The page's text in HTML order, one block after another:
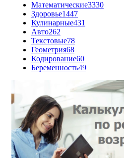
Математические3330
Здоровье1447
Кулинарные431
Авто262
Текстовые78
Геометрия68
Кодирование60
Беременность49